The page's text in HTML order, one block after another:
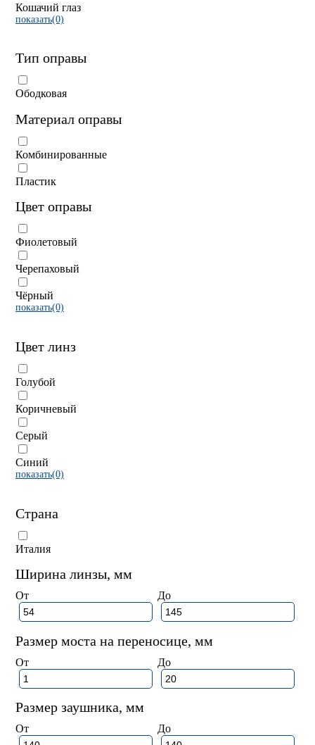
Кошачий глаз
показать(0)
Тип оправы
Ободковая
Материал оправы
Комбинированные
Пластик
Цвет оправы
Фиолетовый
Черепаховый
Чёрный
показать(0)
Цвет линз
Голубой
Коричневый
Серый
Синий
показать(0)
Страна
Италия
Ширина линзы, мм
От До
Размер моста на переносице, мм
От До
Размер заушника, мм
От До